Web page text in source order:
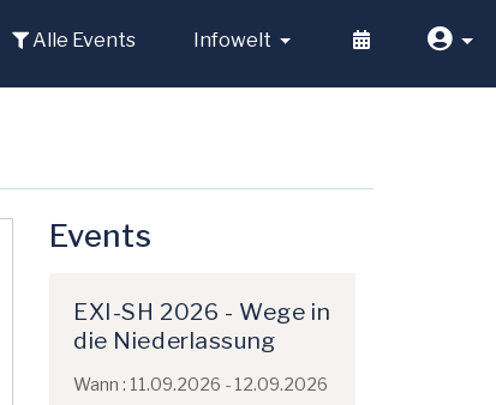
Alle Events Infowelt
Events
EXI-SH 2026 - Wege in
die Niederlassung
Wann : 11.09.2026 - 12.09.2026